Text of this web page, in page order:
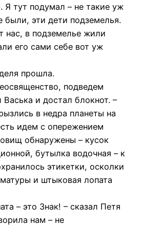
тут подумал – не такие уж
были, эти дети подземелья.
нас, в подземелье жили
его сами себе вот уж
прошла.
подведем
Васька и достал блокнот. –
в недра планеты на
идем с опережением
обнаружены – кусок
бутылка водочная – к
этикетки, осколки
и штыковая лопата
– это Знак! – сказал Петя
нам – не